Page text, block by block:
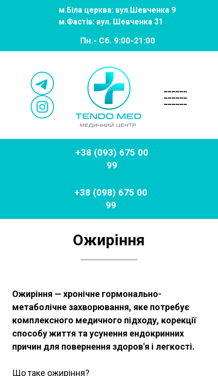
м.Біла церква: вул.Шевченка 9
м.Фастів: вул. Шевченка 31
Пн.- Сб. 9:00-21:00
______
______
+38 (093) 675 00
99
+38 (098) 675 00
99
Ожиріння
Ожиріння — хронічне гормонально-
метаболічне захворювання, яке потребує
комплексного медичного підходу, корекції
способу життя та усунення ендокринних
причин для повернення здоров'я і легкості.
Що таке ожиріння?